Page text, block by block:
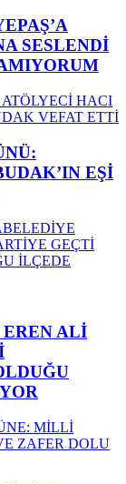
SESLENDİ
EŞİ
ALİ